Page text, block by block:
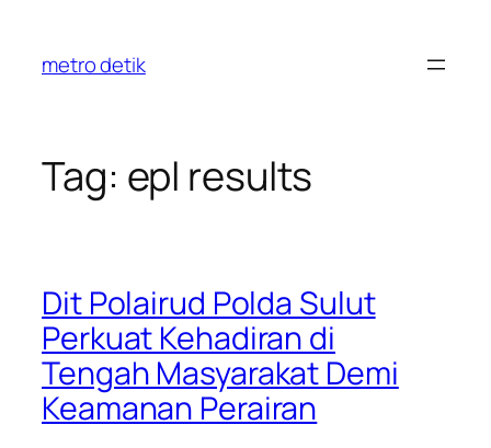
content
metro detik
Tag: epl results
Dit Polairud Polda Sulut
Perkuat Kehadiran di
Tengah Masyarakat Demi
Keamanan Perairan